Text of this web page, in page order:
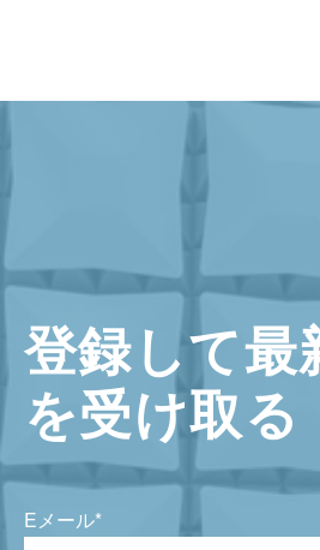
登録して最
を受け取る
Eメール*